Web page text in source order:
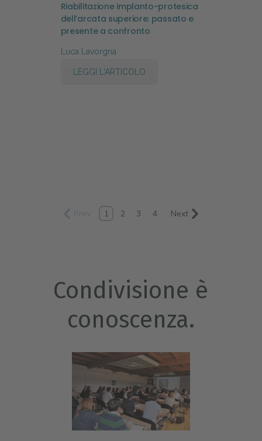
Riabilitazione implanto-protesica
dell’arcata superiore: passato e
presente a confronto
Luca Lavorgna
LEGGI L'ARTICOLO
Prev 1 2 3 4 Next
Condivisione è
conoscenza.